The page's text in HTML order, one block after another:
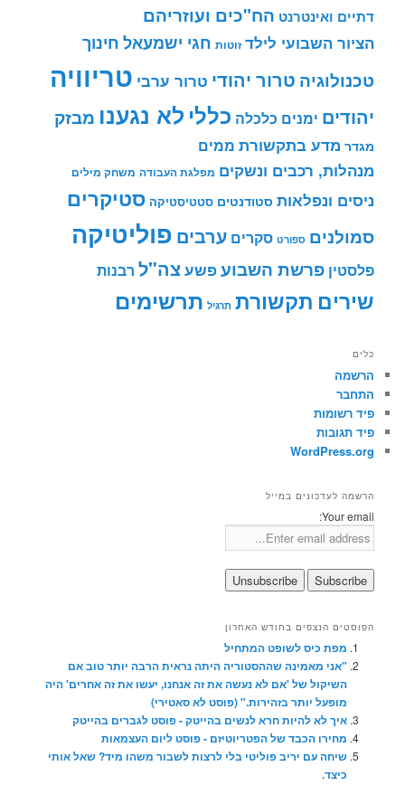
דתיים ואינטרנט הח"כים ועוזריהם
הציור השבועי לילד זוטות חגי ישמעאל חינוך
טכנולוגיה טרור יהודי טרור ערבי טריוויה
יהודים ימנים כלכלה כללי לא נגענו מבזק
מגדר מדע בתקשורת ממים
מנהלות, רכבים ונשקים מפלגת העבודה משחק מילים
ניסים ונפלאות סטודנטים סטטיסטיקה סטיקרים
סמולנים ספורט סקרים ערבים פוליטיקה
פלסטין פרשת השבועפשעצה"ל רבנות
שירים תקשורת תרגיל תרשימים
כלים
הרשמה
התחבר
פיד רשומות
פיד תגובות
WordPress.org
הרשמה לעדכונים במייל
Your email:
הפוסטים הנצפים בחודש האחרון
מפת כיס לשופט המתחיל
"אני מאמינה שההסטוריה היתה נראית הרבה יותר טוב אם
השיקול של 'אם לא נעשה את זה אנחנו, יעשו את זה אחרים' היה
מופעל יותר בזהירות." (פוסט לא סאטירי)
איך לא להיות חרא לנשים בהייטק - פוסט לגברים בהייטק
מחירו הכבד של הפטריוטיזם - פוסט ליום העצמאות
שיחה עם יריב פוליטי בלי לרצות לשבור משהו מיד? שאל אותי
כיצד.